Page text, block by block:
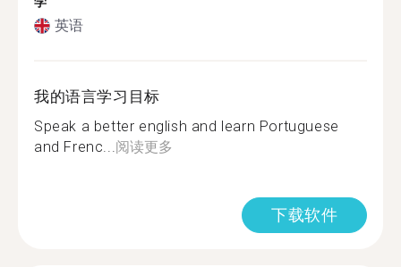
英语
我的语言学习目标
Speak a better english and learn Portuguese
and Frenc...阅读更多
下载软件